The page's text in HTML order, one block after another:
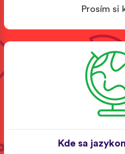
Prosím si
Kde sa